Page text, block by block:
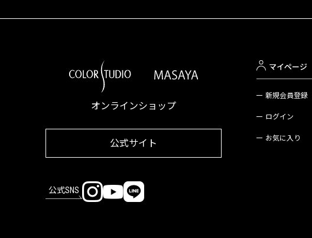
オンラインショップ
公式サイト
公式SNS
マイページ
新規会員登録
ログイン
お気に入り